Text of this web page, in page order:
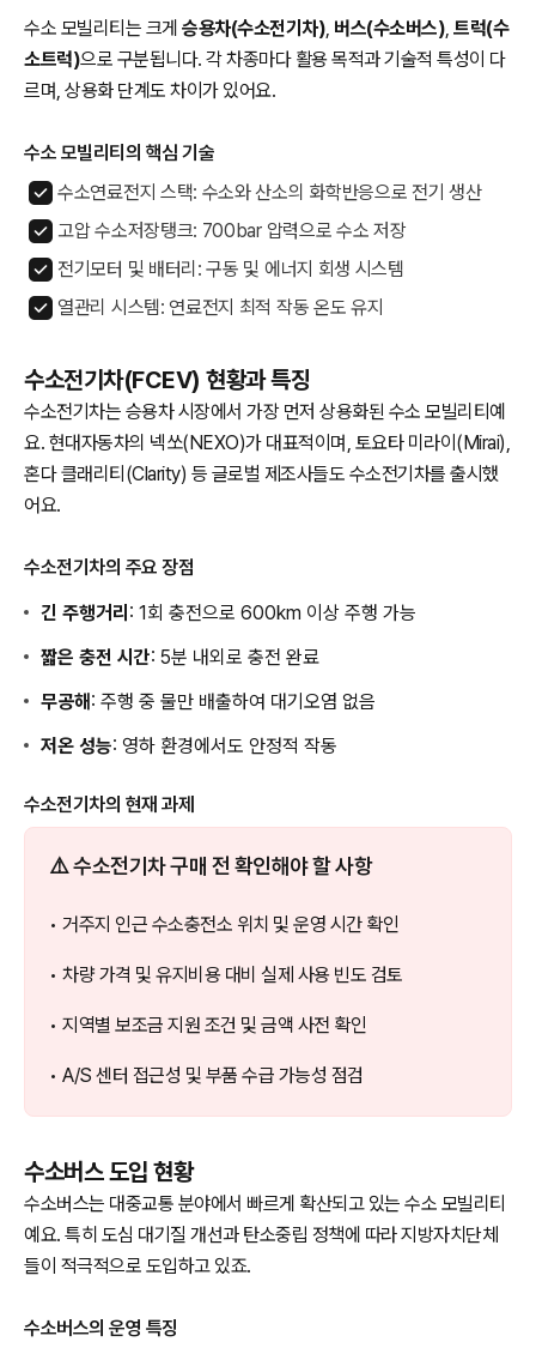
수소 모빌리티는 크게 승용차(수소전기차), 버스(수소버스), 트럭(수
소트럭)으로 구분됩니다. 각 차종마다 활용 목적과 기술적 특성이 다
르며, 상용화 단계도 차이가 있어요.
수소 모빌리티의 핵심 기술
수소연료전지 스택: 수소와 산소의 화학반응으로 전기 생산
고압 수소저장탱크: 700bar 압력으로 수소 저장
전기모터 및 배터리: 구동 및 에너지 회생 시스템
열관리 시스템: 연료전지 최적 작동 온도 유지
수소전기차(FCEV) 현황과 특징
수소전기차는 승용차 시장에서 가장 먼저 상용화된 수소 모빌리티예
요. 현대자동차의 넥쏘(NEXO)가 대표적이며, 토요타 미라이(Mirai),
혼다 클래리티(Clarity) 등 글로벌 제조사들도 수소전기차를 출시했
어요.
수소전기차의 주요 장점
긴 주행거리 : 1회 충전으로 600km 이상 주행 가능
짧은 충전 시간: 5분 내외로 충전 완료
무공해: 주행 중 물만 배출하여 대기오염 없음
저온 성능: 영하 환경에서도 안정적 작동
수소전기차의 현재 과제
⚠️ 수소전기차 구매 전 확인해야 할 사항
• 거주지 인근 수소충전소 위치 및 운영 시간 확인
• 차량 가격 및 유지비용 대비 실제 사용 빈도 검토
• 지역별 보조금 지원 조건 및 금액 사전 확인
• A/S 센터 접근성 및 부품 수급 가능성 점검
수소버스 도입 현황
수소버스는 대중교통 분야에서 빠르게 확산되고 있는 수소 모빌리티
예요. 특히 도심 대기질 개선과 탄소중립 정책에 따라 지방자치단체
들이 적극적으로 도입하고 있죠.
수소버스의 운영 특징